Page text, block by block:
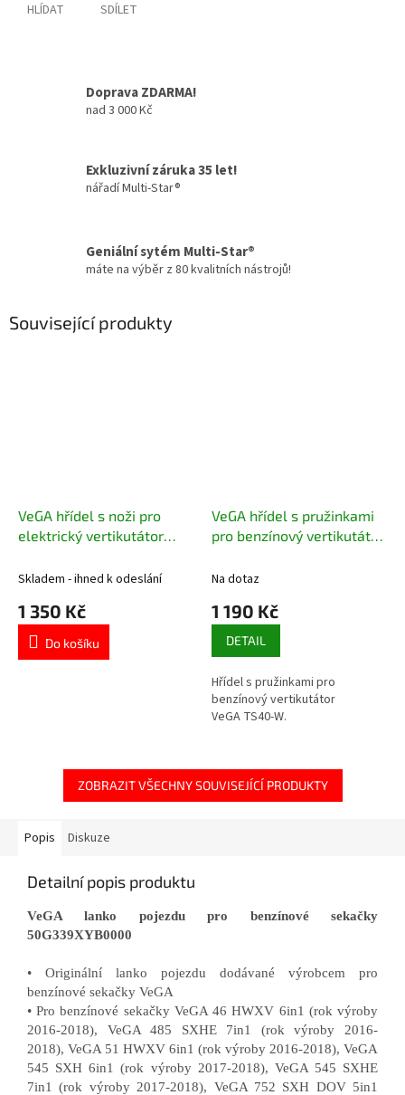
HLÍDAT SDÍLET
Doprava ZDARMA!
nad 3 000 Kč
Exkluzivní záruka 35 let!
nářadí Multi-Star®
Geniální sytém Multi-Star®
máte na výběr z 80 kvalitních nástrojů!
Související produkty
VeGA hřídel s noži pro
elektrický vertikutátor
Skladem - ihned k odeslání
1 350 Kč
Do košíku
VeGA hřídel s pružinkami
pro benzínový vertikutátor
Na dotaz
1 190 Kč
DETAIL
Hřídel s pružinkami pro
benzínový vertikutátor
VeGA TS40-W.
ZOBRAZIT VŠECHNY SOUVISEJÍCÍ PRODUKTY
Popis Diskuze
Detailní popis produktu
VeGA lanko pojezdu pro benzínové sekačky
50G339XYB0000
• Originální lanko pojezdu dodávané výrobcem pro
benzínové sekačky VeGA
• Pro benzínové sekačky VeGA 46 HWXV 6in1 (rok výroby
2016-2018), VeGA 485 SXHE 7in1 (rok výroby 2016-
2018), VeGA 51 HWXV 6in1 (rok výroby 2016-2018), VeGA
545 SXH 6in1 (rok výroby 2017-2018), VeGA 545 SXHE
7in1 (rok výroby 2017-2018), VeGA 752 SXH DOV 5in1